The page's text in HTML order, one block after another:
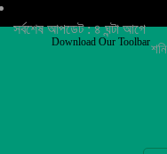
সর্বশেষ আপডেট : ৪ ঘন্টা আগে
Download Our Toolbar